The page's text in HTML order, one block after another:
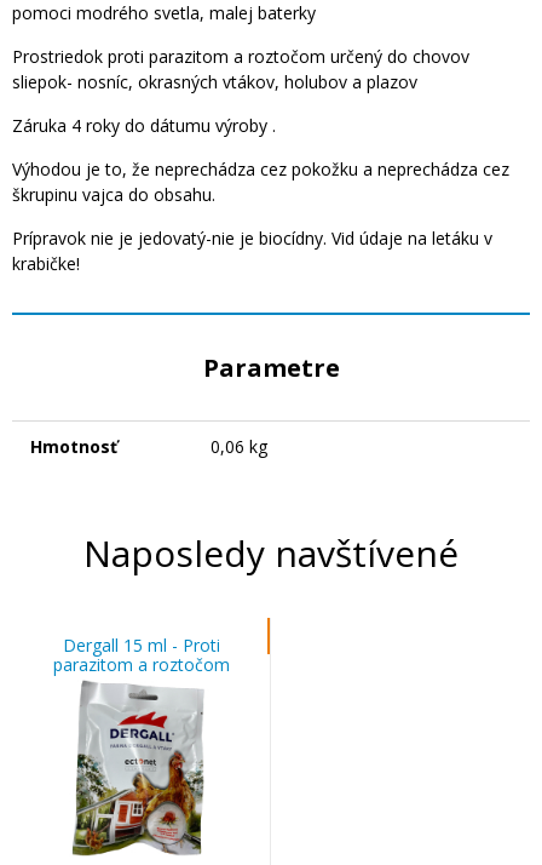
pomoci modrého svetla, malej baterky
Prostriedok proti parazitom a roztočom určený do chovov
sliepok- nosníc, okrasných vtákov, holubov a plazov
Záruka 4 roky do dátumu výroby .
Výhodou je to, že neprechádza cez pokožku a neprechádza cez
škrupinu vajca do obsahu.
Prípravok nie je jedovatý-nie je biocídny. Vid údaje na letáku v
krabičke!
Parametre
Hmotnosť 0,06 kg
Naposledy navštívené
Dergall 15 ml - Proti
parazitom a roztočom